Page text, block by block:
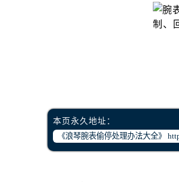
辽宁省丹东市
辽宁省抚顺市
辽宁省葫芦岛
辽宁省锦州市
辽宁省辽阳市
辽宁省营口市站
辽宁省沈阳市
本页永久地址：